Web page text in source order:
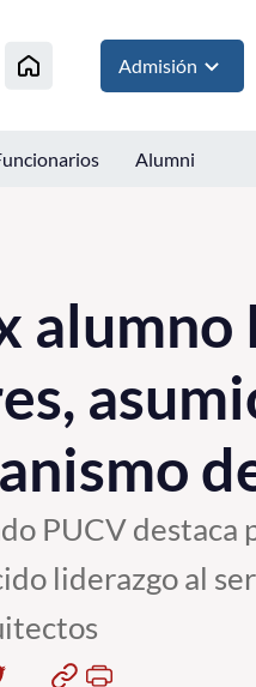
Admisión
Alumni
alumno
PUCV destaca
liderazgo al